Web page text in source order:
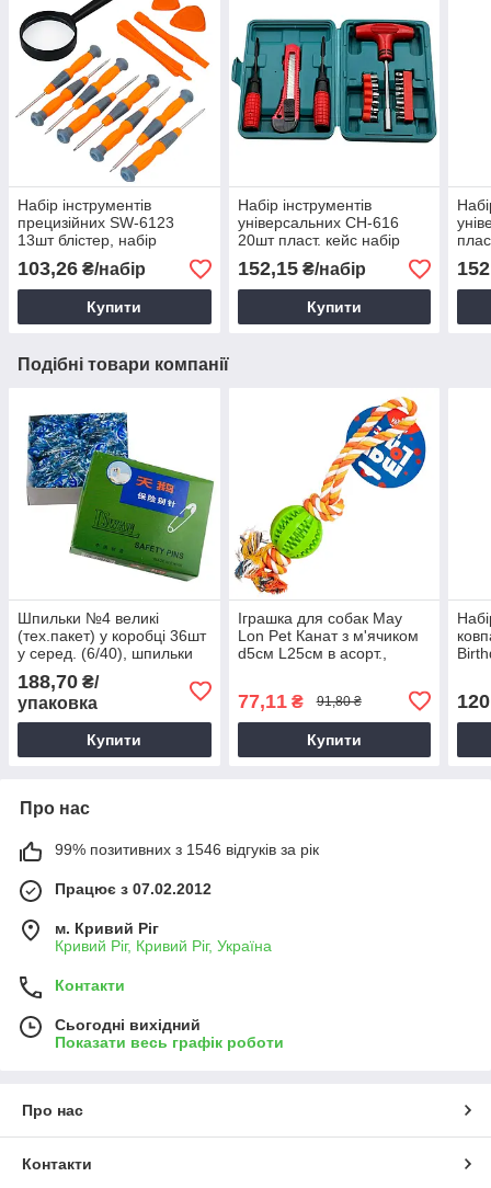
Набір інструментів
прецизійних SW-6123
13шт блістер, набір
інструментів для ремонту
годинників
103,26 ₴/набір
Купити
Набір інструментів
універсальних CH-616
20шт пласт. кейс набір
инструментів для ремонту
велосипеду
152,15₴/набір
Купити
для
Подібні товари компанії
Шпильки №4 великі
(тех.пакет) у коробці 36шт
у серед. (6/40), шпильки
великого розміру
188,70 ₴/
упаковка
Купити
Іграшка для собак May
Lon Pet Канат з м'ячиком
d5см L25см в асорт.,
77,11₴ 91,80 ₴
Купити
Про нас
99% позитивних з 1546 відгуків за рік
Працює з 07.02.2012
м. Кривий Ріг
Кривий Ріг, Кривий Ріг, Україна
Контакти
Сьогодні вихідний
Показати весь графік роботи
Про нас
Контакти